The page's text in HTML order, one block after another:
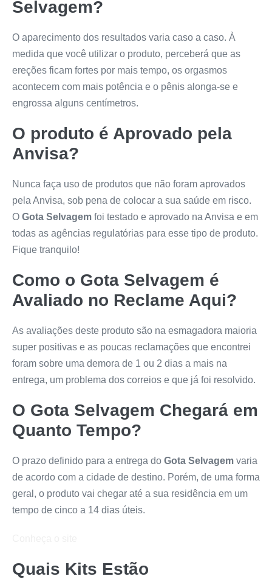
Selvagem?
O aparecimento dos resultados varia caso a caso. À
medida que você utilizar o produto, perceberá que as
ereções ficam fortes por mais tempo, os orgasmos
acontecem com mais potência e o pênis alonga-se e
engrossa alguns centímetros.
O produto é Aprovado pela
Anvisa?
Nunca faça uso de produtos que não foram aprovados
pela Anvisa, sob pena de colocar a sua saúde em risco.
O Gota Selvagem foi testado e aprovado na Anvisa e em
todas as agências regulatórias para esse tipo de produto.
Fique tranquilo!
Como o Gota Selvagem é
Avaliado no Reclame Aqui?
As avaliações deste produto são na esmagadora maioria
super positivas e as poucas reclamações que encontrei
foram sobre uma demora de 1 ou 2 dias a mais na
entrega, um problema dos correios e que já foi resolvido.
O Gota Selvagem Chegará em
Quanto Tempo?
O prazo definido para a entrega do Gota Selvagem varia
de acordo com a cidade de destino. Porém, de uma forma
geral, o produto vai chegar até a sua residência em um
tempo de cinco a 14 dias úteis.
Quais Kits Estão